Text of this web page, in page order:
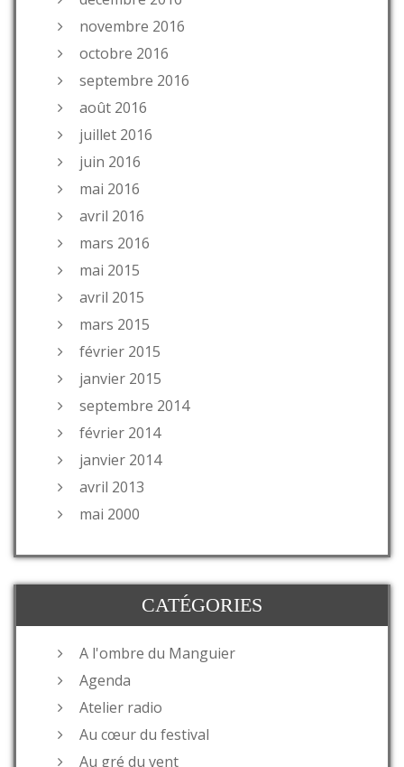
novembre 2016
octobre 2016
septembre 2016
août 2016
juillet 2016
juin 2016
mai 2016
avril 2016
mars 2016
mai 2015
avril 2015
mars 2015
février 2015
janvier 2015
septembre 2014
février 2014
janvier 2014
avril 2013
mai 2000
CATÉGORIES
A l'ombre du Manguier
Agenda
Atelier radio
Au cœur du festival
Au gré du vent